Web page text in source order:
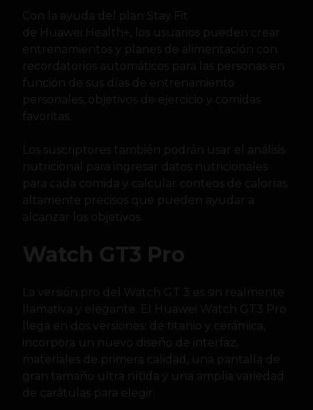
Con la ayuda del plan Stay Fit
de Huawei Health+, los usuarios pueden crear
entrenamientos y planes de alimentación con
recordatorios automáticos para las personas en
función de sus días de entrenamiento
personales, objetivos de ejercicio y comidas
favoritas.
Los suscriptores también podrán usar el análisis
nutricional para ingresar datos nutricionales
para cada comida y calcular conteos de calorías
altamente precisos que pueden ayudar a
alcanzar los objetivos.
Watch GT3 Pro
La versión pro del Watch GT 3 es sin realmente
llamativa y elegante. El Huawei Watch GT3 Pro
llega en dos versiones: de titanio y cerámica,
incorpora un nuevo diseño de interfaz,
materiales de primera calidad, una pantalla de
gran tamaño ultra nítida y una amplia variedad
de carátulas para elegir.